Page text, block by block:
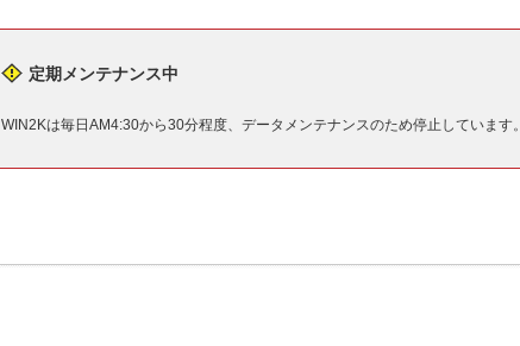
定期メンテナンス中
WIN2Kは毎日AM4:30から30分程度、データメンテナンスのため停止しています。